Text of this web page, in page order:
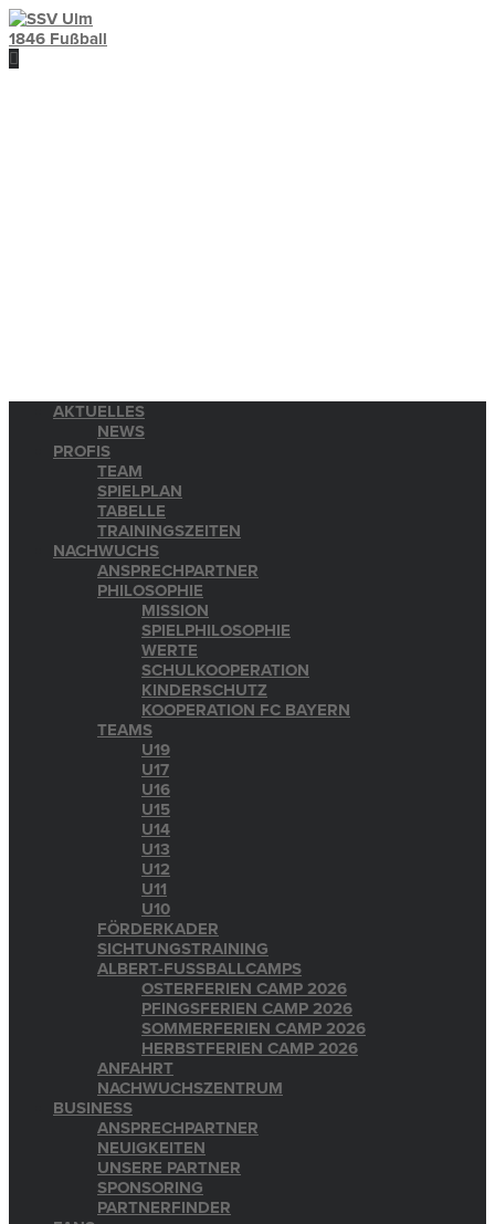
AKTUELLES
NEWS
PROFIS
TEAM
SPIELPLAN
TABELLE
TRAININGSZEITEN
NACHWUCHS
ANSPRECHPARTNER
PHILOSOPHIE
MISSION
SPIELPHILOSOPHIE
WERTE
SCHULKOOPERATION
KINDERSCHUTZ
KOOPERATION FC BAYERN
TEAMS
U19
U17
U16
U15
U14
U13
U12
U11
U10
FÖRDERKADER
SICHTUNGSTRAINING
ALBERT-FUSSBALLCAMPS
OSTERFERIEN CAMP 2026
PFINGSFERIEN CAMP 2026
SOMMERFERIEN CAMP 2026
HERBSTFERIEN CAMP 2026
ANFAHRT
NACHWUCHSZENTRUM
BUSINESS
ANSPRECHPARTNER
NEUIGKEITEN
UNSERE PARTNER
SPONSORING
PARTNERFINDER